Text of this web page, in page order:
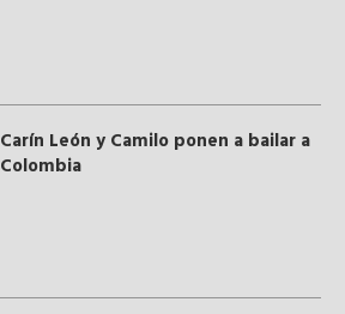
Carín León y Camilo ponen a bailar a
Colombia